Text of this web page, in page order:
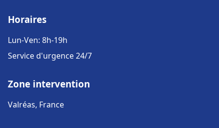
Horaires
Lun-Ven: 8h-19h
Service d'urgence 24/7
Zone intervention
Valréas, France